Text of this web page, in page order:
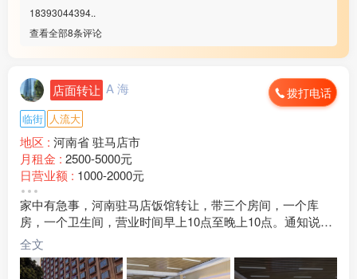
18393044394..
查看全部8条评论
店面转让 A 海 拨打电话
临街 人流大
地区 : 河南省 驻马店市
月租金 : 2500-5000元
日营业额 : 1000-2000元
转让费 :
水电费 :500-800元
外卖情况 :偶尔
店面面积 :
周边环境 :工厂 学校 小区 商超 市场
店内设施 :水电 电视 空调 电话 WIFI 齐全
家中有急事，河南驻马店饭馆转让，带三个房间，一个库
房，一个卫生间，营业时间早上10点至晚上10点。通知说租
金到11月份下调。没有团购。旁边一个连锁酒店宾馆正在装
修中，有提升发展的空间。精装修。禁止饮酒，严禁饮酒。
门口可以停十几辆车。
全文